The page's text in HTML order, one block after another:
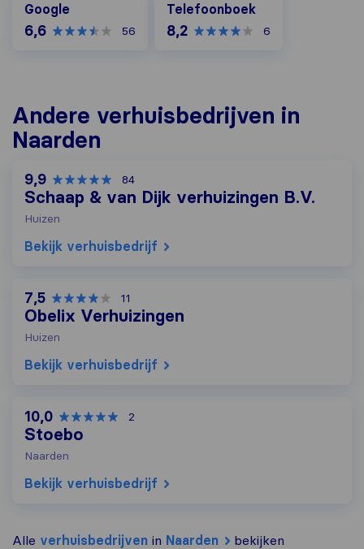
Google
6,6 56
Telefoonboek
8,2 6
Andere verhuisbedrijven in
Naarden
9,9 84
Schaap & van Dijk verhuizingen B.V.
Huizen
Bekijk verhuisbedrijf
7,5 11
Obelix Verhuizingen
Huizen
Bekijk verhuisbedrijf
10,0 2
Stoebo
Naarden
Bekijk verhuisbedrijf
Alle verhuisbedrijven in Naarden bekijken